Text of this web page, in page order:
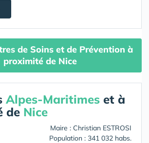
de Soins et de Prévention à
proximité de Nice
Alpes-Maritimes et à
de Nice
Maire : Christian ESTROSI
Population : 341 032 habs.